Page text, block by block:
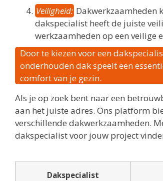
Veiligheid: Dakwerkzaamheden
dakspecialist heeft de juiste
werkzaamheden op een veilige
Door te kiezen voor een
onderhouden dak speelt een
comfort van je gezin.
Als je op zoek bent naar een
aan het juiste adres. Ons platform
verschillende dakwerkzaamheden.
dakspecialist voor jouw project
Dakspecialist